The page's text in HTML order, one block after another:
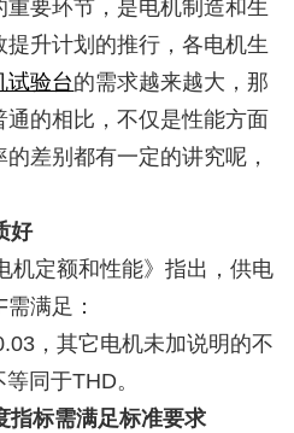
要环节，是电机制造和生
升计划的推行，各电机生
试验台的需求越来越大，那
的相比，不仅是性能方面
差别都有一定的讲究呢，
好
机定额和性能》指出，供电
满足：
，其它电机未加说明的不
同于THD。
指标需满足标准要求